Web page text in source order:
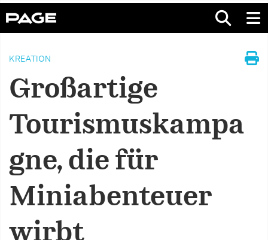
KREATION
Großartige
Tourismuskampa
gne, die für
Miniabenteuer
wirbt